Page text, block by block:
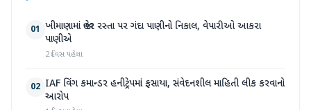
01 ખીમાણામાં જાહેર રસ્તા પર ગંદા પાણીનો નિકાલ, વેપારીઓ આકરા
પાણીએ
2 દિવસ પહેલા
02 IAF વિંગ કમાન્ડર હનીટ્રેપમાં ફસાયા, સંવેદનશીલ માહિતી લીક કરવાનો
આરોપ